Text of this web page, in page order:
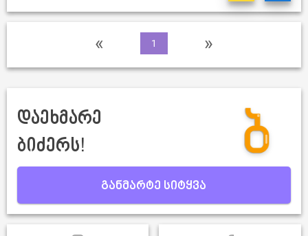
« 1 »
დაეხმარე
ბიძერს!
განმარტე სიტყვა